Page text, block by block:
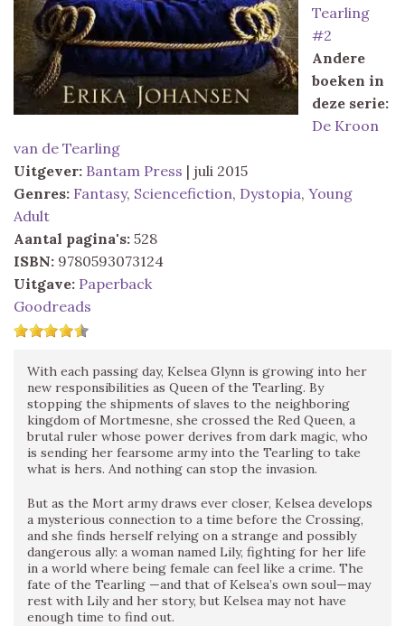
Tearling
#2
Andere
boeken in
deze serie:
De Kroon
van de Tearling
Uitgever: Bantam Press | juli 2015
Genres: Fantasy, Sciencefiction, Dystopia, Young
Adult
Aantal pagina's: 528
ISBN: 9780593073124
Uitgave: Paperback
Goodreads
With each passing day, Kelsea Glynn is growing into her
new responsibilities as Queen of the Tearling. By
stopping the shipments of slaves to the neighboring
kingdom of Mortmesne, she crossed the Red Queen, a
brutal ruler whose power derives from dark magic, who
is sending her fearsome army into the Tearling to take
what is hers. And nothing can stop the invasion.
But as the Mort army draws ever closer, Kelsea develops
a mysterious connection to a time before the Crossing,
and she finds herself relying on a strange and possibly
dangerous ally: a woman named Lily, fighting for her life
in a world where being female can feel like a crime. The
fate of the Tearling —and that of Kelsea’s own soul—may
rest with Lily and her story, but Kelsea may not have
enough time to find out.